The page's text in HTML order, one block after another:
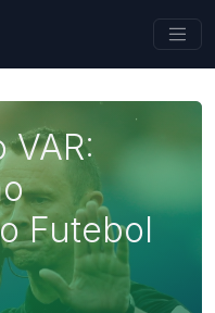
Futebol